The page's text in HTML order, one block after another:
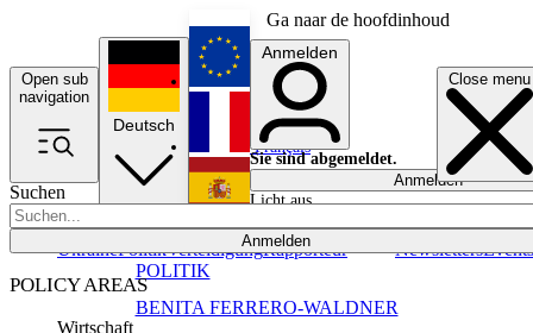
Ga naar de hoofdinhoud
Open sub
navigation
Close menu
Suchen
Anmelden
POLICY AREAS
Wirtschaft
UkrainePolitikVerteidigungRapporteur NewslettersEvents
Deutsch
English
Français
Anmelden
Sie sind abgemeldet.
Anmelden
Licht aus
BENITA FERRERO-WALDNER
POLITIK